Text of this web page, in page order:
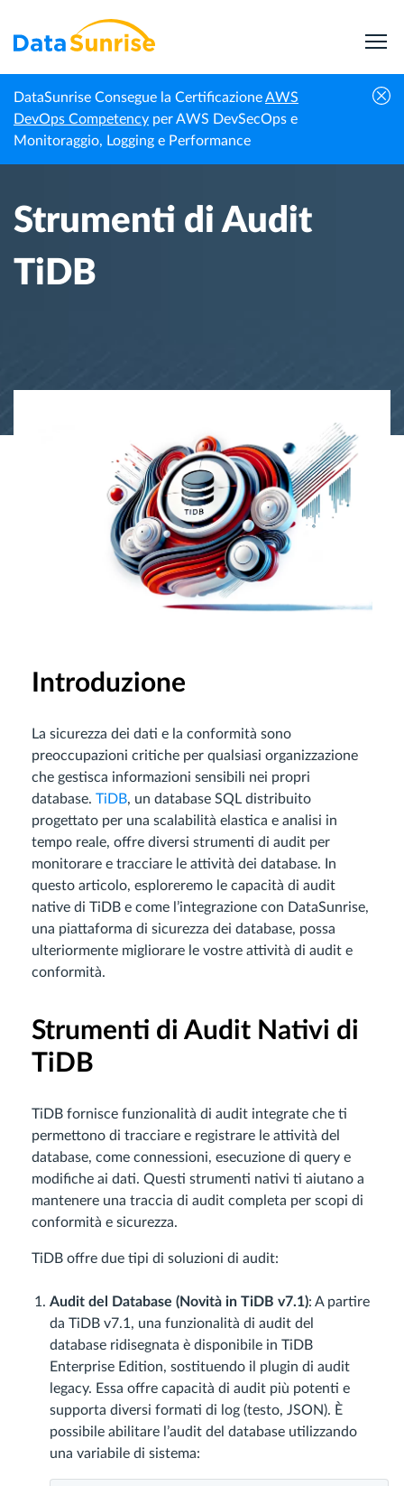
DataSunrise Consegue la CertificazioneAWS
DevOps Competency per AWS DevSecOps e
Monitoraggio, Logging e Performance
Homepage Centro di Conoscenza Strumenti di Audit TiDB
Strumenti di Audit
TiDB
Introduzione
La sicurezza dei dati e la conformità sono
preoccupazioni critiche per qualsiasi organizzazione
che gestisca informazioni sensibili nei propri
database. TiDB, un database SQL distribuito
progettato per una scalabilità elastica e analisi in
tempo reale, offre diversi strumenti di audit per
monitorare e tracciare le attività dei database. In
questo articolo, esploreremo le capacità di audit
native di TiDB e come l’integrazione con DataSunrise,
una piattaforma di sicurezza dei database, possa
ulteriormente migliorare le vostre attività di audit e
conformità.
Strumenti di Audit Nativi di
TiDB
TiDB fornisce funzionalità di audit integrate che ti
permettono di tracciare e registrare le attività del
database, come connessioni, esecuzione di query e
modifiche ai dati. Questi strumenti nativi ti aiutano a
mantenere una traccia di audit completa per scopi di
conformità e sicurezza.
TiDB offre due tipi di soluzioni di audit:
Audit del Database (Novità in TiDB v7.1): A partire
da TiDB v7.1, una funzionalità di audit del
database ridisegnata è disponibile in TiDB
Enterprise Edition, sostituendo il plugin di audit
legacy. Essa offre capacità di audit più potenti e
supporta diversi formati di log (testo, JSON). È
possibile abilitare l’audit del database utilizzando
una variabile di sistema: